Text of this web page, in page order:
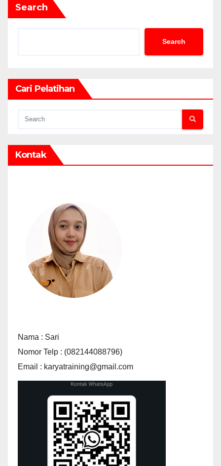
Search
Search
Cari Pelatihan
Kontak
Nama : Sari
Nomor Telp : (082144088796)
Email : karyatraining@gmail.com